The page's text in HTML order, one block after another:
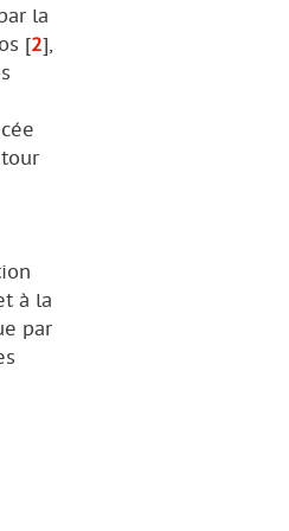
la
[2],
à la
par